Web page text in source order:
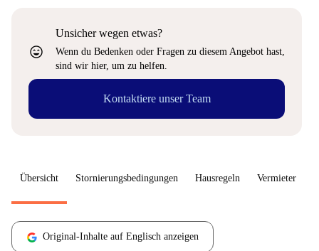
sentiment_very_satisfied
Unsicher wegen etwas?
Wenn du Bedenken oder Fragen zu diesem Angebot hast,
sind wir hier, um zu helfen.
Kontaktiere unser Team
Übersicht Stornierungsbedingungen Hausregeln Vermieter
Original-Inhalte auf Englisch anzeigen